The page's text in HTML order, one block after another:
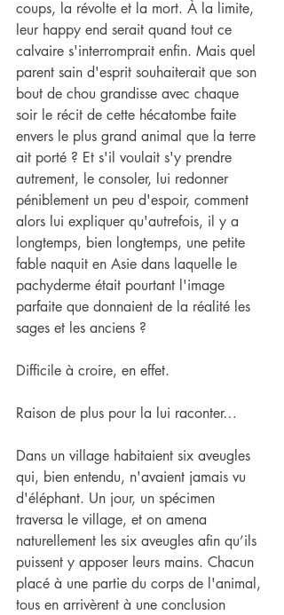
coups, la révolte et la mort. À la limite,
leur happy end serait quand tout ce
calvaire s'interromprait enfin. Mais quel
parent sain d'esprit souhaiterait que son
bout de chou grandisse avec chaque
soir le récit de cette hécatombe faite
envers le plus grand animal que la terre
ait porté ? Et s'il voulait s'y prendre
autrement, le consoler, lui redonner
péniblement un peu d'espoir, comment
alors lui expliquer qu'autrefois, il y a
longtemps, bien longtemps, une petite
fable naquit en Asie dans laquelle le
pachyderme était pourtant l'image
parfaite que donnaient de la réalité les
sages et les anciens ?
Difficile à croire, en effet.
Raison de plus pour la lui raconter…
Dans un village habitaient six aveugles
qui, bien entendu, n'avaient jamais vu
d'éléphant. Un jour, un spécimen
traversa le village, et on amena
naturellement les six aveugles afin qu’ils
puissent y apposer leurs mains. Chacun
placé à une partie du corps de l'animal,
tous en arrivèrent à une conclusion